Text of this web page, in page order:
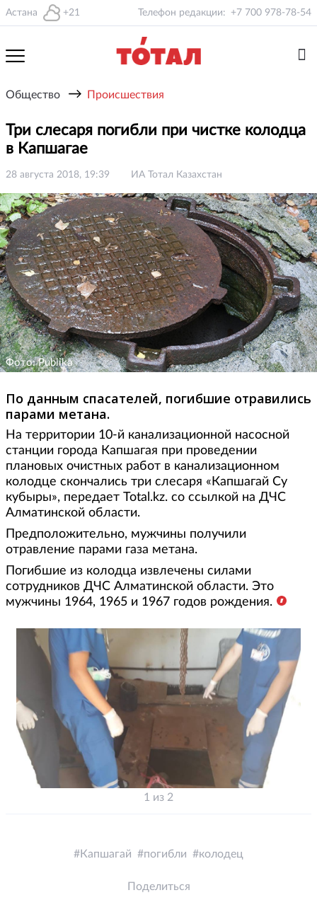
Астана +21 Телефон редакции: +7 700 978-78-54
Общество → Происшествия
Три слесаря погибли при чистке колодца
в Капшагае
28 августа 2018, 19:39 ИА Тотал Казахстан
Фото: Publika
По данным спасателей, погибшие отравились
парами метана.
На территории 10-й канализационной насосной
станции города Капшагая при проведении
плановых очистных работ в канализационном
колодце скончались три слесаря «Капшагай Су
кубыры», передает Total.kz. со ссылкой на ДЧС
Алматинской области.
Предположительно, мужчины получили
отравление парами газа метана.
Погибшие из колодца извлечены силами
сотрудников ДЧС Алматинской области. Это
мужчины 1964, 1965 и 1967 годов рождения.
1 из 2
Капшагай погибли колодец
Поделиться